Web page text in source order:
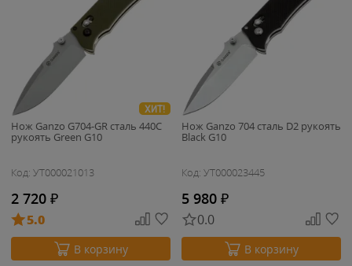
ХИТ!
Нож Ganzo G704-GR cталь 440C
рукоять Green G10
Код: УТ000021013
2 720 ₽
5.0
В корзину
Нож Ganzo 704 cталь D2 рукоять
Black G10
Код: УТ000023445
5 980 ₽
0.0
В корзину